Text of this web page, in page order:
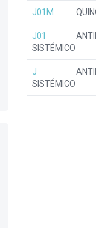
J01M
J01
SISTÉMICO
J
SISTÉMICO